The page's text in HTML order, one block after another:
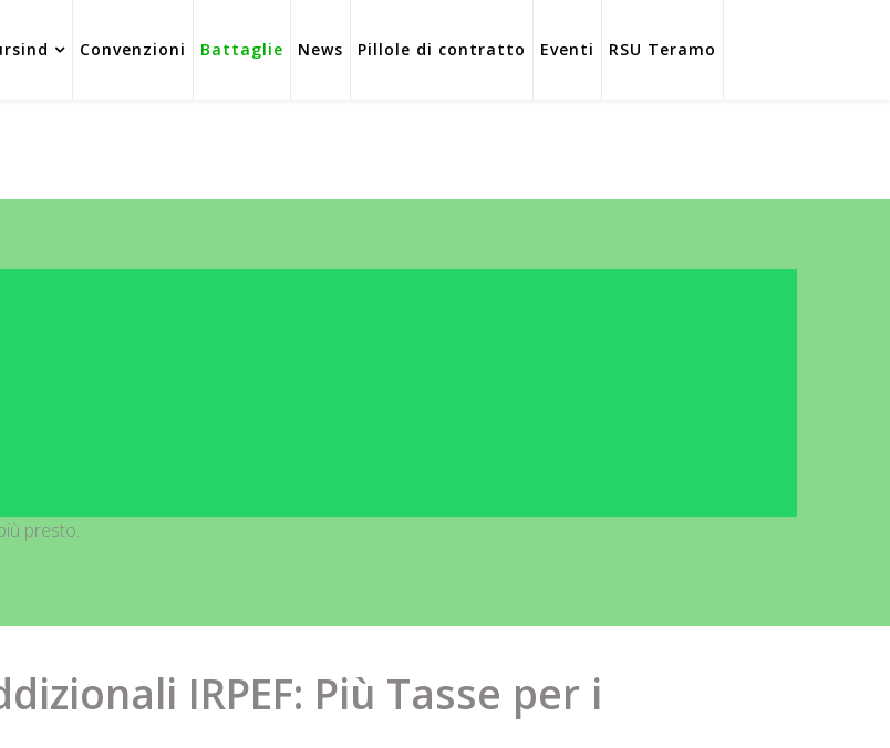
Convenzioni Battaglie News Pillole di contratto Eventi RSU Teramo
presto.
IRPEF: Più Tasse per i